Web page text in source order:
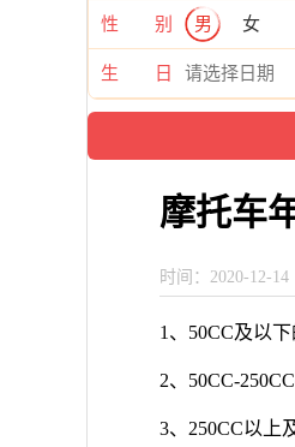
性 别 男 女
生 日
摩托车
时间：2020-12-14
1、50CC及以
2、50CC-
3、250CC以上